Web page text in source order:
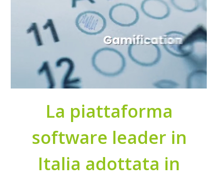
La piattaforma
software leader in
Italia adottata in